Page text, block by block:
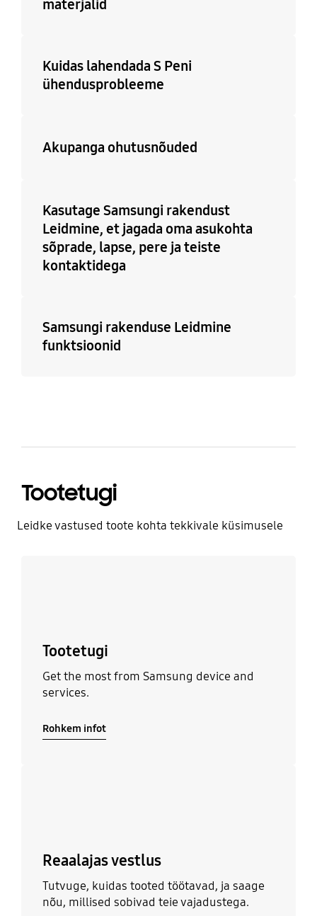
materjalid
Kuidas lahendada S Peni
ühendusprobleeme
Akupanga ohutusnõuded
Kasutage Samsungi rakendust
Leidmine, et jagada oma asukohta
sõprade, lapse, pere ja teiste
kontaktidega
Samsungi rakenduse Leidmine
funktsioonid
Tootetugi
Leidke vastused toote kohta tekkivale küsimusele
Tootetugi
Get the most from Samsung device and
services.
Rohkem infot
Reaalajas vestlus
Tutvuge, kuidas tooted töötavad, ja saage
nõu, millised sobivad teie vajadustega.